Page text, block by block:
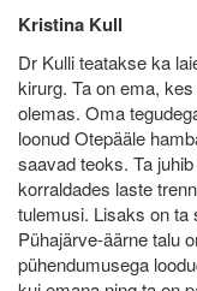
Kristina Kull
Dr Kulli teatakse ka
kirurg. Ta on ema,
olemas. Oma
loonud Otepääle
saavad teoks. Ta
korraldades laste
tulemusi. Lisaks on ta
Pühajärve-äärne talu
pühendumusega